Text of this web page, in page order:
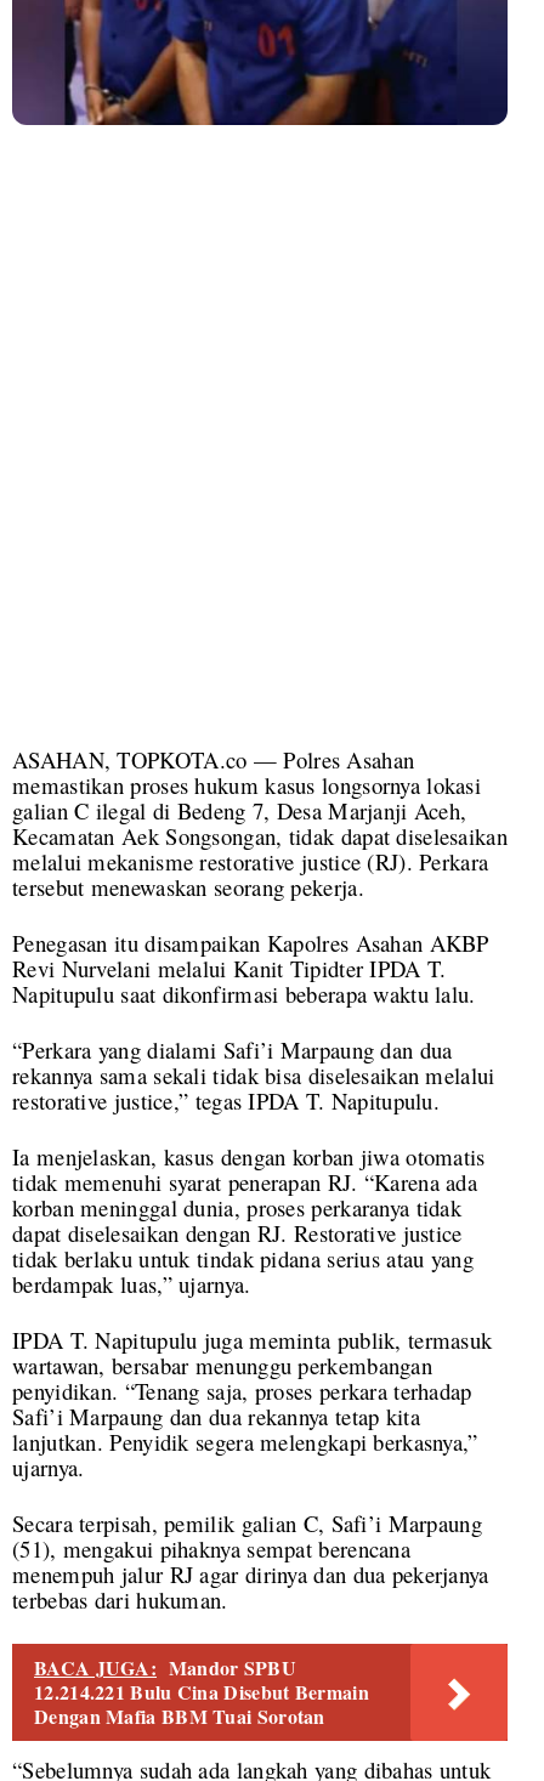
ASAHAN, TOPKOTA.co — Polres Asahan
memastikan proses hukum kasus longsornya lokasi
galian C ilegal di Bedeng 7, Desa Marjanji Aceh,
Kecamatan Aek Songsongan, tidak dapat diselesaikan
melalui mekanisme restorative justice (RJ). Perkara
tersebut menewaskan seorang pekerja.
Penegasan itu disampaikan Kapolres Asahan AKBP
Revi Nurvelani melalui Kanit Tipidter IPDA T.
Napitupulu saat dikonfirmasi beberapa waktu lalu.
“Perkara yang dialami Safi’i Marpaung dan dua
rekannya sama sekali tidak bisa diselesaikan melalui
restorative justice,” tegas IPDA T. Napitupulu.
Ia menjelaskan, kasus dengan korban jiwa otomatis
tidak memenuhi syarat penerapan RJ. “Karena ada
korban meninggal dunia, proses perkaranya tidak
dapat diselesaikan dengan RJ. Restorative justice
tidak berlaku untuk tindak pidana serius atau yang
berdampak luas,” ujarnya.
IPDA T. Napitupulu juga meminta publik, termasuk
wartawan, bersabar menunggu perkembangan
penyidikan. “Tenang saja, proses perkara terhadap
Safi’i Marpaung dan dua rekannya tetap kita
lanjutkan. Penyidik segera melengkapi berkasnya,”
ujarnya.
Secara terpisah, pemilik galian C, Safi’i Marpaung
(51), mengakui pihaknya sempat berencana
menempuh jalur RJ agar dirinya dan dua pekerjanya
terbebas dari hukuman.
BACA JUGA: Mandor SPBU
12.214.221 Bulu Cina Disebut Bermain
Dengan Mafia BBM Tuai Sorotan
“Sebelumnya sudah ada langkah yang dibahas untuk